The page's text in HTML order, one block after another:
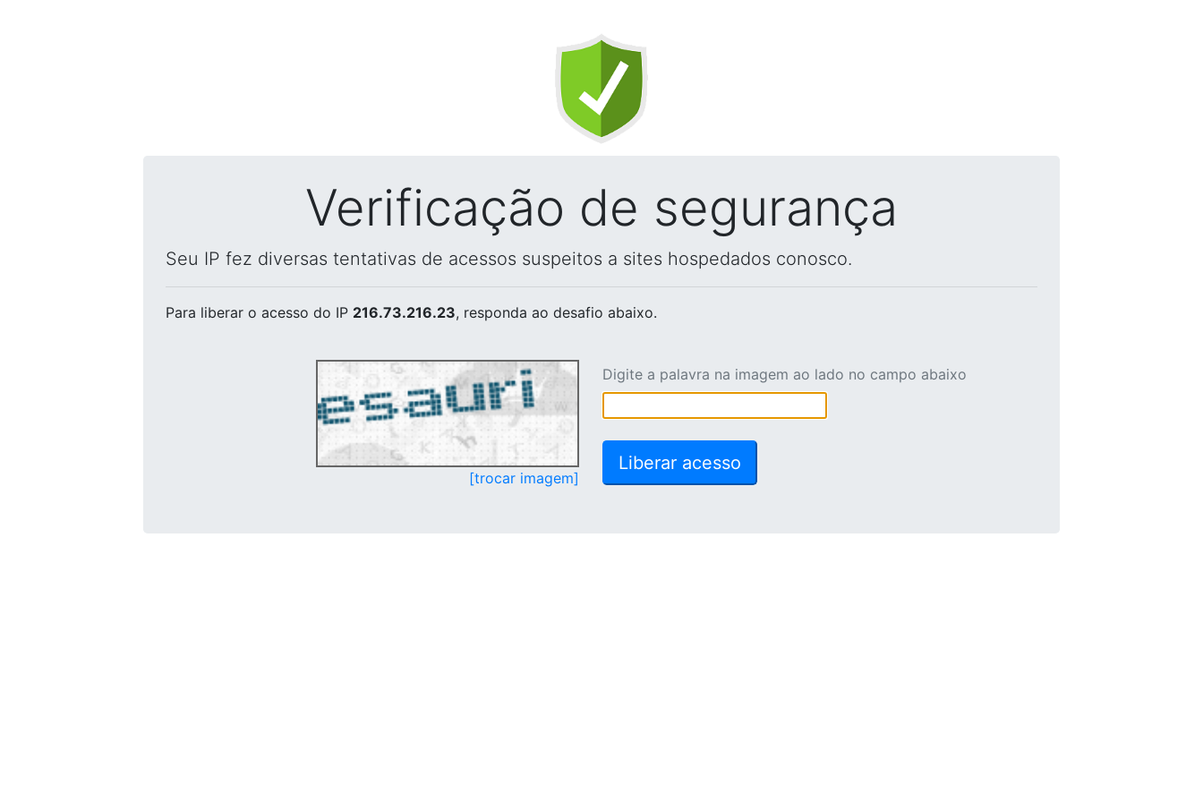
Verificação de segurança
Seu IP fez diversas tentativas de acessos suspeitos a sites hospedados conosco.
Para liberar o acesso do IP 216.73.216.23, responda ao desafio abaixo.
[trocar imagem]
Digite a palavra na imagem ao lado no campo abaixo